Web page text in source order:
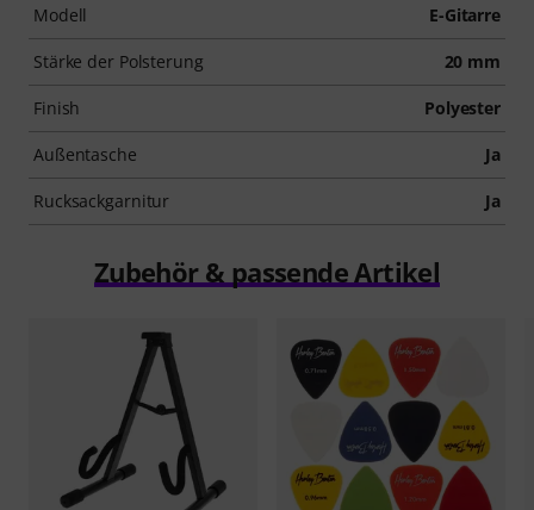
Modell E-Gitarre
Stärke der Polsterung 20 mm
Finish Polyester
Außentasche Ja
Rucksackgarnitur Ja
Zubehör & passende Artikel